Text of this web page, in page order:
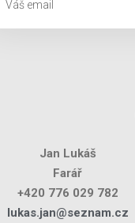
Jan Lukáš
Farář
+420 776 029 782
lukas.jan@seznam.cz